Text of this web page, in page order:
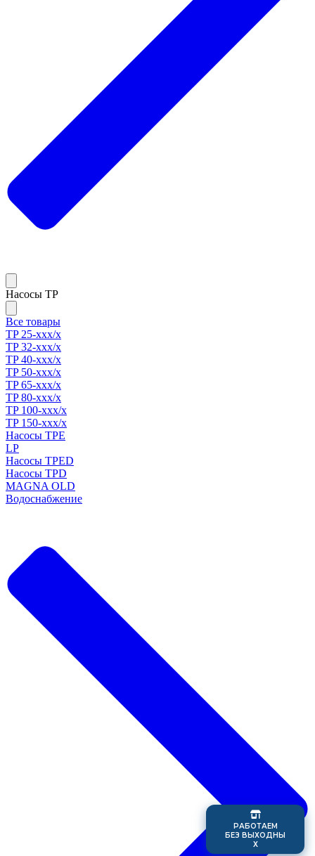
Насосы TP
Все товары
TP 25-xxx/x
TP 32-xxx/x
TP 40-xxx/x
TP 50-xxx/x
TP 65-xxx/x
TP 80-xxx/x
TP 100-xxx/x
TP 150-xxx/x
Насосы TPE
LP
Насосы TPED
Насосы TPD
MAGNA OLD
Водоснабжение
РАБОТАЕМ
БЕЗ ВЫХОДНЫ
Х